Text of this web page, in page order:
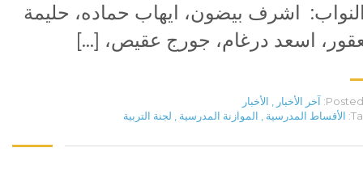
اشرف بيضون، ايهاب حماده، حليمة
اسعد درغام، جورج عقيص، […]
Posted آخر الأخبار , الأخبار
الأقساط المدرسية , الموازنة المدرسية , لجنة التربية